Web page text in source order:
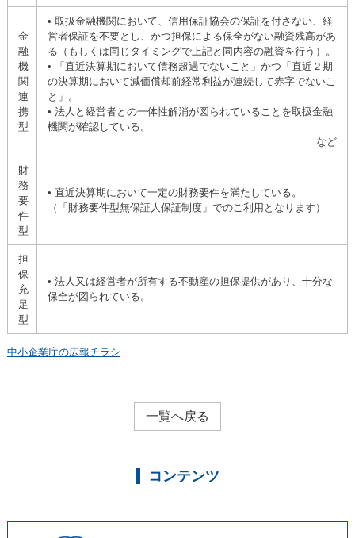
金
融
機
関
連
携
型
• 取扱金融機関において、信用保証協会の保証を付さない、経
営者保証を不要とし、かつ担保による保全がない融資残高があ
る（もしくは同じタイミングで上記と同内容の融資を行う）。
• 「直近決算期において債務超過でないこと」かつ「直近２期
の決算期において減価償却前経常利益が連続して赤字でないこ
と」。
• 法人と経営者との一体性解消が図られていることを取扱金融
機関が確認している。
など
財
務
要
件
型
• 直近決算期において一定の財務要件を満たしている。
（「財務要件型無保証人保証制度」でのご利用となります）
担
保
充
足
型
• 法人又は経営者が所有する不動産の担保提供があり、十分な
保全が図られている。
中小企業庁の広報チラシ
一覧へ戻る
コンテンツ